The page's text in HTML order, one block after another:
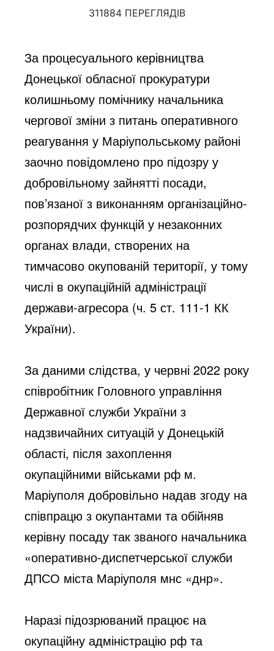
311884 ПЕРЕГЛЯДІВ
За процесуального керівництва
Донецької обласної прокуратури
колишньому помічнику начальника
чергової зміни з питань оперативного
реагування у Маріупольському районі
заочно повідомлено про підозру у
добровільному зайнятті посади,
пов’язаної з виконанням організаційно-
розпорядчих функцій у незаконних
органах влади, створених на
тимчасово окупованій території, у тому
числі в окупаційній адміністрації
держави-агресора (ч. 5 ст. 111-1 КК
України).
За даними слідства, у червні 2022 року
співробітник Головного управління
Державної служби України з
надзвичайних ситуацій у Донецькій
області, після захоплення
окупаційними військами рф м.
Маріуполя добровільно надав згоду на
співпрацю з окупантами та обійняв
керівну посаду так званого начальника
«оперативно-диспетчерської служби
ДПСО міста Маріуполя мнс «днр».
Наразі підозрюваний працює на
окупаційну адміністрацію рф та